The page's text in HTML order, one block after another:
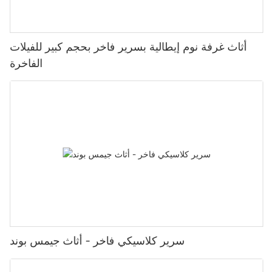
أثاث غرفة نوم إيطالية بسرير فاخر بحجم كبير للفيلات
الفاخرة
سرير كلاسيكي فاخر - أثاث جيمس بوند